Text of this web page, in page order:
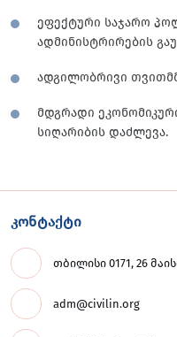
ეფექტური საჯარო
ადმინისტრირების
ადგილობრივი
მდგრადი
სიღარიბის დაძლევა.
კონტაქტი
თბილისი 0171, 26
adm@civilin.org